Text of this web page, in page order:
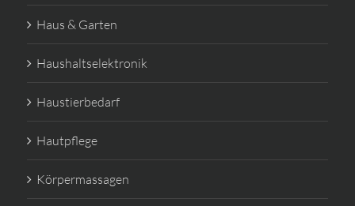
Haus & Garten
Haushaltselektronik
Haustierbedarf
Hautpflege
Körpermassagen